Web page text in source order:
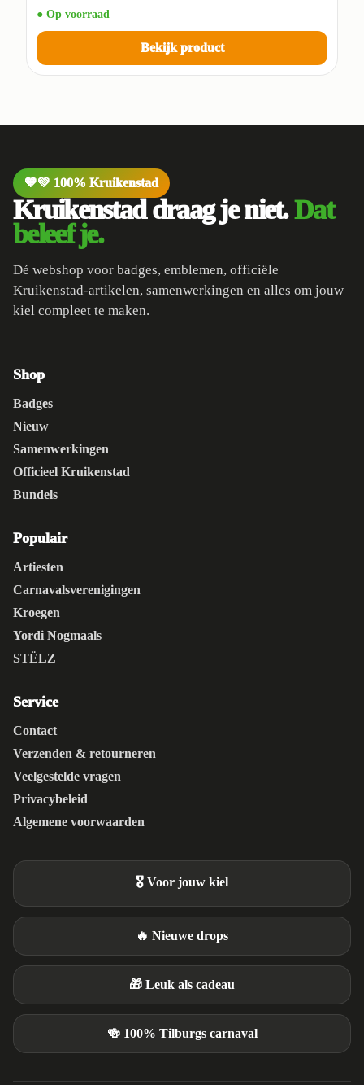
● Op voorraad
Bekijk product
🧡💚 100% Kruikenstad
Kruikenstad draag je niet.Dat
beleef je.
Dé webshop voor badges, emblemen, officiële
Kruikenstad-artikelen, samenwerkingen en alles om jouw
kiel compleet te maken.
Shop
Badges
Nieuw
Samenwerkingen
Officieel Kruikenstad
Bundels
Populair
Artiesten
Carnavalsverenigingen
Kroegen
Yordi Nogmaals
STËLZ
Service
Contact
Verzenden & retourneren
Veelgestelde vragen
Privacybeleid
Algemene voorwaarden
🎖️ Voor jouw kiel
🔥 Nieuwe drops
🎁 Leuk als cadeau
🍻 100% Tilburgs carnaval